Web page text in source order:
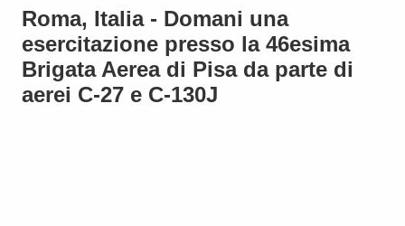
Roma, Italia - Domani una
esercitazione presso la 46esima
Brigata Aerea di Pisa da parte di
aerei C-27 e C-130J